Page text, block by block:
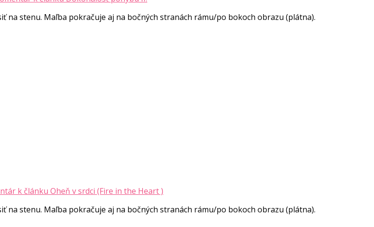
na stenu. Maľba pokračuje aj na bočných stranách rámu/po bokoch obrazu (plátna).
k článku Oheň v srdci (Fire in the Heart )
na stenu. Maľba pokračuje aj na bočných stranách rámu/po bokoch obrazu (plátna).